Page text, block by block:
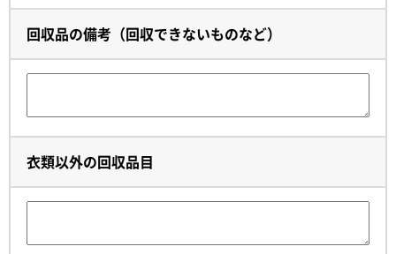
回収品の備考（回収できないものなど）
衣類以外の回収品目